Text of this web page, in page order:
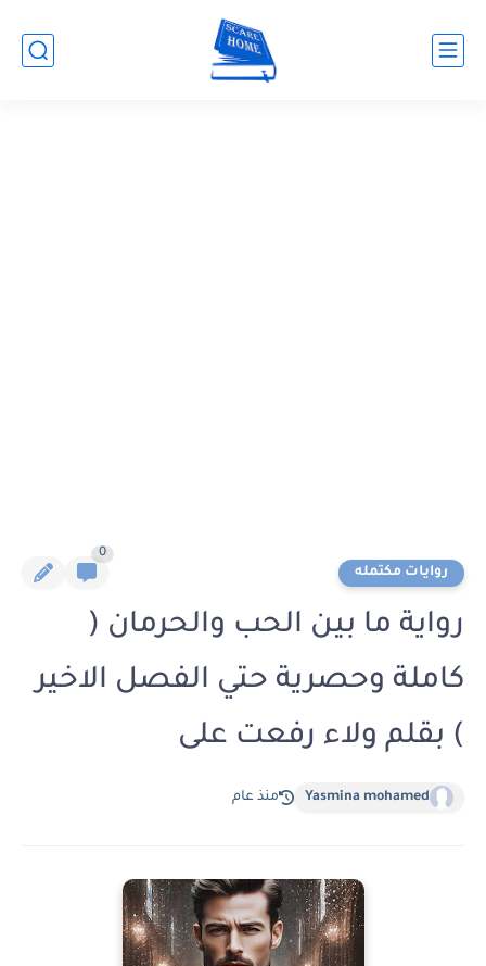
روايات مكتمله
0
رواية ما بين الحب والحرمان (
كاملة وحصرية حتي الفصل الاخير
) بقلم ولاء رفعت على
Yasmina mohamed منذ عام